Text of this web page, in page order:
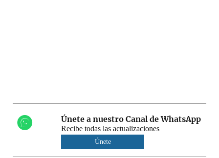
Únete a nuestro Canal de WhatsApp
Recibe todas las actualizaciones
Únete